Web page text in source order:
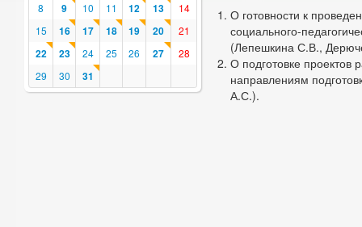
8
9 10 11 12 13
14
15
16 17 18 19 20 21
22 23 24 25 26 27
28
29
30 31
О готовности к
социального-
(Лепешкина С.В.,
О подготовке проектов
направлениям
А.С.).